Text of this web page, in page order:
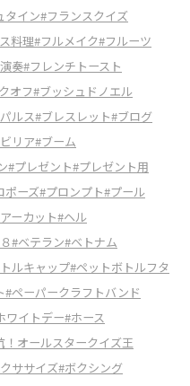
タイン#フランスクイズ
料理#フルメイク#フルーツ
奏#フレンチトースト
オフ#ブッシュドノエル
ルス#ブレスレット#ブログ
リア#ブーム
#プレゼント#プレゼント用
ポーズ#プロンプト#プール
ーカット#ヘル
#ベテラン#ベトナム
ルキャップ#ペットボトルフタ
#ペーパークラフトバンド
ワイトデー#ホース
オールスタークイズ王
ササイズ#ボクシング